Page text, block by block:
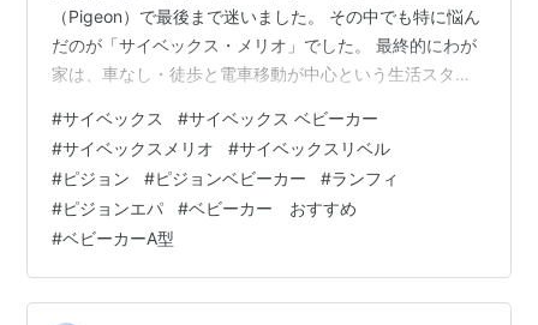
（Pigeon）で最後まで迷いました。 その中でも特に悩ん
だのが「サイベックス・メリオ」でした。 最終的にわが
家は、車なし・徒歩と電車移動が中心という生活スタイ
フィ」を選びました。 同じように悩んでいる方の参考に
なれば嬉しいです。 ■この記事でわかること■ ・サイベ
ックスとピジョンの違い ・メリオとランフィの比較 ・新
生児からの使い方 ・B型ベビーカーの考え方 実体験ベー
スでまとめています。 わが家が選んだピジョン ランフィ
サイベックスに…
#サイベックス #サイベックス ベビーカー
#サイベックスメリオ #サイベックスリベル
#ピジョン #ピジョンベビーカー #ランフィ
#ピジョンエパ #ベビーカー おすすめ
#ベビーカーA型